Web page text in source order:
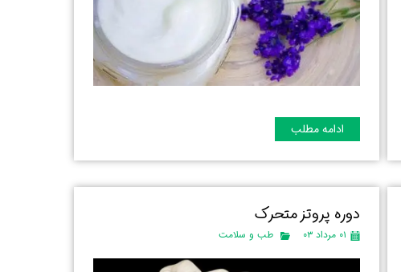
ادامه مطلب
دوره پروتز متحرک
۰۱ مرداد ۰۳ طب و سلامت